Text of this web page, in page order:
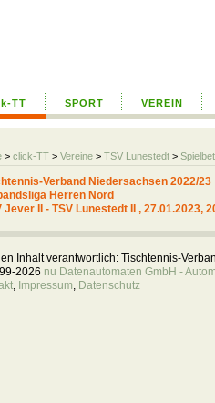
TT SPORT VEREIN
> click-TT > Vereine > TSV Lunestedt >
Verband Niedersachsen 2022/23
Herren Nord
Jever II - TSV Lunestedt II , 27.01.2023,
Inhalt verantwortlich: Tischtennis-
2026 nu Datenautomaten GmbH -
, Impressum, Datenschutz